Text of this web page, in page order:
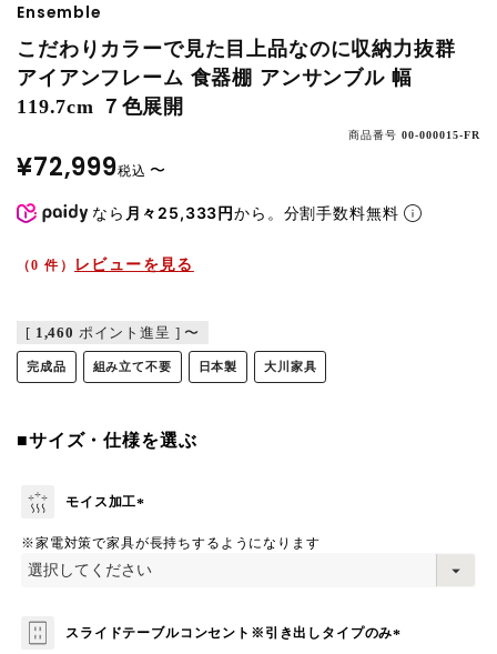
Ensemble
こだわりカラーで見た目上品なのに収納力抜群
アイアンフレーム 食器棚 アンサンブル 幅
119.7cm ７色展開
商品番号 00-000015-FR
¥72,999税込 〜
なら 月々25,333円から。分割手数料無料
（0 件） レビューを見る
[ 1,460 ポイント進呈 ] 〜
完成品 組み立て不要 日本製 大川家具
■サイズ・仕様を選ぶ
モイス加工
必
須
※家電対策で家具が長持ちするようになります
スライドテーブルコンセント※引き出しタイプのみ